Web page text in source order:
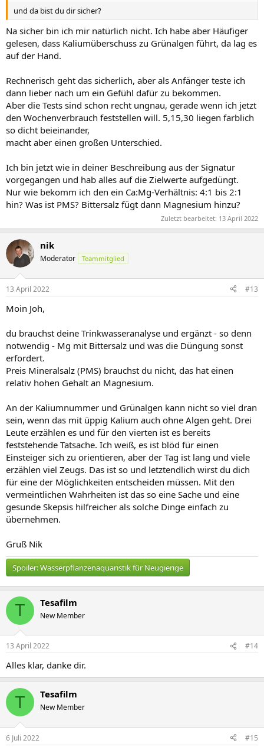
und da bist du dir sicher?
Na sicher bin ich mir natürlich nicht. Ich habe aber Häufiger
gelesen, dass Kaliumüberschuss zu Grünalgen führt, da lag es
auf der Hand.
Rechnerisch geht das sicherlich, aber als Anfänger teste ich
dann lieber nach um ein Gefühl dafür zu bekommen.
Aber die Tests sind schon recht ungnau, gerade wenn ich jetzt
den Wochenverbrauch feststellen will. 5,15,30 liegen farblich
so dicht beieinander,
macht aber einen großen Unterschied.
Ich bin jetzt wie in deiner Beschreibung aus der Signatur
vorgegangen und hab alles auf die Zielwerte aufgedüngt.
Nur wie bekomm ich den ein Ca:Mg-Verhältnis: 4:1 bis 2:1
hin? Was ist PMS? Bittersalz fügt dann Magnesium hinzu?
Zuletzt bearbeitet: 13 April 2022
nik
Moderator Teammitglied
13 April 2022 #13
Moin Joh,
du brauchst deine Trinkwasseranalyse und ergänzt - so denn
notwendig - Mg mit Bittersalz und was die Düngung sonst
erfordert.
Preis Mineralsalz (PMS) brauchst du nicht, das hat einen
relativ hohen Gehalt an Magnesium.
An der Kaliumnummer und Grünalgen kann nicht so viel dran
sein, wenn das mit üppig Kalium auch ohne Algen geht. Drei
Leute erzählen es und für den vierten ist es bereits
feststehende Tatsache. Ich weiß, es ist blöd für einen
Einsteiger sich zu orientieren, aber der Tag ist lang und viele
erzählen viel Zeugs. Das ist so und letztendlich wirst du dich
für eine der Möglichkeiten entscheiden müssen. Mit den
vermeintlichen Wahrheiten ist das so eine Sache und eine
gesunde Skepsis hilfreicher als solche Dinge einfach zu
übernehmen.
Gruß Nik
Spoiler:Wasserpflanzenaquaristik für Neugierige
T Tesafilm
New Member
13 April 2022 #14
Alles klar, danke dir.
T Tesafilm
New Member
6 Juli 2022 #15